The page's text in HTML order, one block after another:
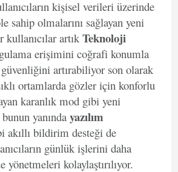
kişisel verileri üzerinde
sahip olmalarını sağlayan yeni
artıkTeknoloji
erişimini coğrafi konumla
güvenliğini artırabiliyor son olarak
ortamlarda gözler için konforlu
karanlık mod gibi yeni
yanında yazılım
akıllı bildirim desteği de
günlük işlerini daha
kolaylaştırılıyor.